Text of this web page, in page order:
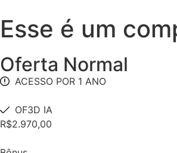
Esse é um
Oferta Normal
ACESSO POR 1 ANO
OF3D IA
R$2.970,00